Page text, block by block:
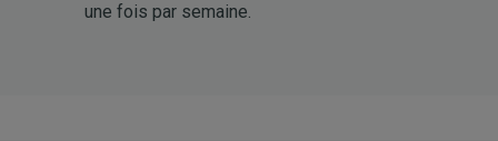
une fois par semaine.